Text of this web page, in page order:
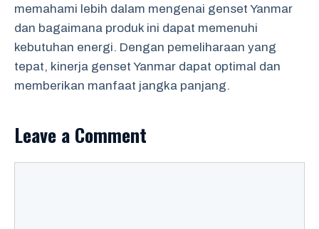
memahami lebih dalam mengenai genset Yanmar
dan bagaimana produk ini dapat memenuhi
kebutuhan energi. Dengan pemeliharaan yang
tepat, kinerja genset Yanmar dapat optimal dan
memberikan manfaat jangka panjang.
Leave a Comment